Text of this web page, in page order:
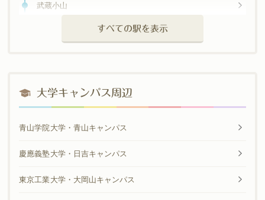
横浜
武蔵小山
すべての駅を表示
大学キャンパス周辺
青山学院大学・青山キャンパス
慶應義塾大学・日吉キャンパス
東京工業大学・大岡山キャンパス